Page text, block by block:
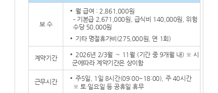
보 수
월 급여 : 2,861,000원
– 기본급 2,671,000원, 급식비 140,000원, 위험
수당 50,000원
기타 명절휴가비(275,000원, 연 1회)
계약기간
2026년 2/3월 ∼ 11월 (기간 중 9개월 내) ※ 시
군에따라 계약기간은 상이함
근무시간
주5일, 1일 8시간(09:00~18:00), 주 40시간
※ 토·일요일 등 공휴일 휴무